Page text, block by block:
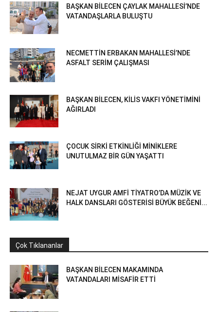
BAŞKAN BİLECEN ÇAYLAK MAHALLESİ’NDE
VATANDAŞLARLA BULUŞTU
NECMETTİN ERBAKAN MAHALLESİ’NDE
ASFALT SERİM ÇALIŞMASI
BAŞKAN BİLECEN, KİLİS VAKFI YÖNETİMİNİ
AĞIRLADI
ÇOCUK SİRKİ ETKİNLİĞİ MİNİKLERE
UNUTULMAZ BİR GÜN YAŞATTI
NEJAT UYGUR AMFİ TİYATRO’DA MÜZİK VE
HALK DANSLARI GÖSTERİSİ BÜYÜK BEĞENİ...
Çok Tıklananlar
BAŞKAN BİLECEN MAKAMINDA
VATANDALARI MİSAFİR ETTİ